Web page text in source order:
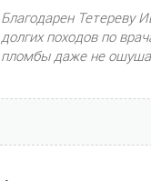
Благодарен Тетереву
долгих походов по
пломбы даже не